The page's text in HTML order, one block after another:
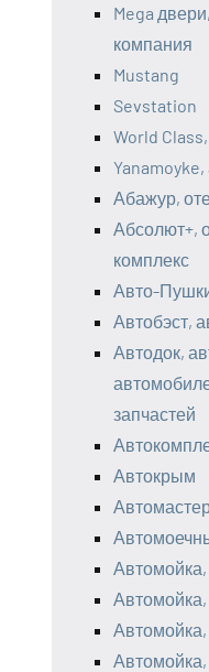
Mega
компания
Mustang
Sevstation
World
Абажур,
Абсолют+,
комплекс
Авто-
Автобэст,
Автодок,
запчастей
Автокрым